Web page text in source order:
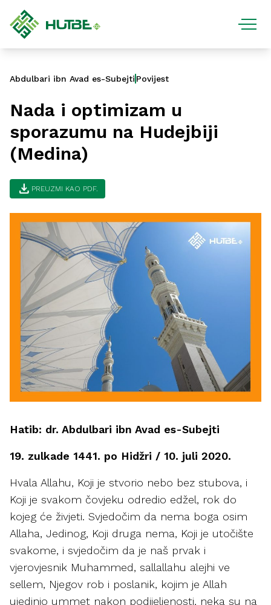
Abdulbari ibn Avad es-Subejti Povijest
Nada i optimizam u
sporazumu na Hudejbiji
(Medina)
download PREUZMI KAO PDF.
Hatib: dr. Abdulbari ibn Avad es-Subejti
19. zulkade 1441. po Hidžri / 10. juli 2020.
Hvala Allahu, Koji je stvorio nebo bez stubova, i
Koji je svakom čovjeku odredio edžel, rok do
kojeg će živjeti. Svjedočim da nema boga osim
Allaha, Jedinog, Koji druga nema, Koji je utočište
svakome, i svjedočim da je naš prvak i
vjerovjesnik Muhammed, sallallahu alejhi ve
sellem, Njegov rob i poslanik, kojim je Allah
ujedinio ummet nakon podijeljenosti, neka su na